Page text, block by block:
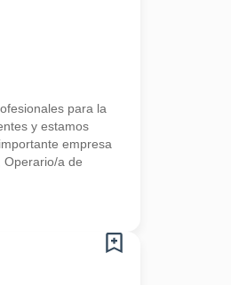
para la
y estamos
empresa
Operario/a de